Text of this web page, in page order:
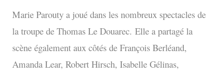
Marie Parouty a joué dans les nombreux spectacles de
la troupe de Thomas Le Douarec. Elle a partagé la
scène également aux côtés de François Berléand,
Amanda Lear, Robert Hirsch, Isabelle Gélinas,